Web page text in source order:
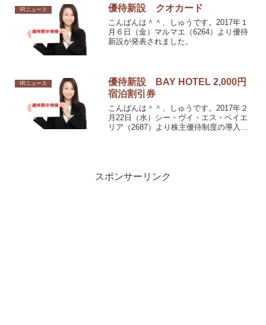
ース（7187）より株主優待制度の導入に
関する...
IRニュース 優待新設 クオカード
こんばんは＾＾、しゅうです。2017年１
月６日（金）マルマエ（6264）より優待
新設が発表されました。
IRニュース
優待新設 BAY HOTEL 2,000円
宿泊割引券
こんばんは＾＾、しゅうです。2017年２
月22日（水）シー・ヴイ・エス・ベイエ
リア（2687）より株主優待制度の導入に
スポンサーリンク